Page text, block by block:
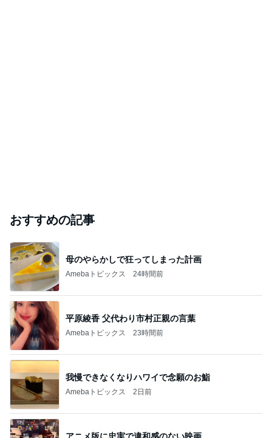
おすすめの記事
母のやらかしで狂ってしまった計画
Amebaトピックス 24時間前
平原綾香 父代わり市村正親の言葉
Amebaトピックス 23時間前
我慢できなくなりハワイで念願のお鮨
Amebaトピックス 2日前
アニメ版に忠実で違和感のない映画